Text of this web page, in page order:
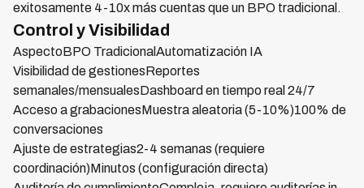
exitosamente 4-10x más cuentas que un BPO tradicional.
Control y Visibilidad
AspectoBPO TradicionalAutomatización IA
Visibilidad de gestionesReportes
semanales/mensualesDashboard en tiempo real 24/7
Acceso a grabacionesMuestra aleatoria (5-10%)100% de
conversaciones
Ajuste de estrategias2-4 semanas (requiere
coordinación)Minutos (configuración directa)